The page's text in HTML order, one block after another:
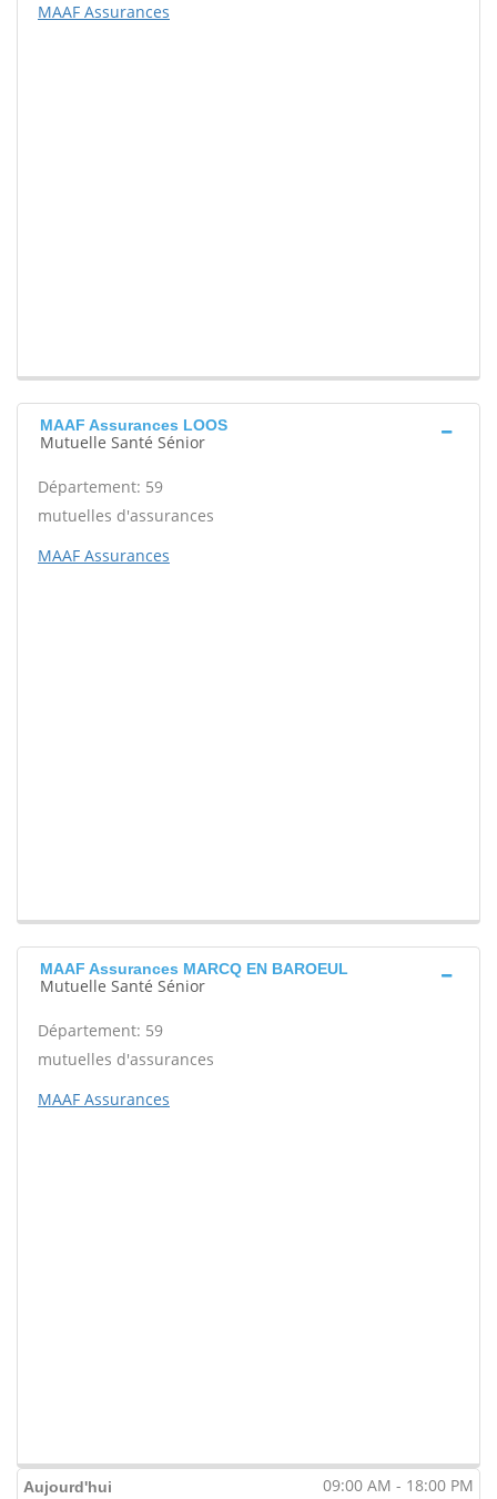
MAAF Assurances
MAAF Assurances LOOS
Mutuelle Santé Sénior
Département: 59
mutuelles d'assurances
MAAF Assurances
MAAF Assurances MARCQ EN BAROEUL
Mutuelle Santé Sénior
Département: 59
mutuelles d'assurances
MAAF Assurances
Aujourd'hui 09:00 AM - 18:00 PM